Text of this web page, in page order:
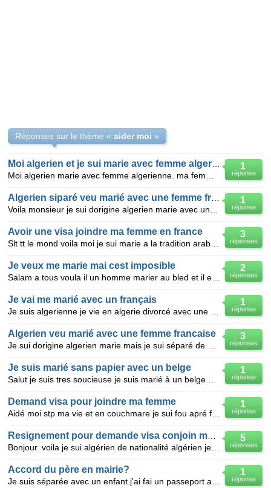
Réponses sur le thème «aider moi »
1
réponse
1
réponse
3
réponses
Avoir une visa joindre ma femme en france
2
réponses
Je veux me marie mai cest imposible
1
réponse
Je vai me marié avec un français
3
réponses
Algerien veu marié avec une femme francaise
1
réponse
Je suis marié sans papier avec un belge
1
réponse
Demand visa pour joindre ma femme
5
réponses
1
réponse
Accord du père en mairie?